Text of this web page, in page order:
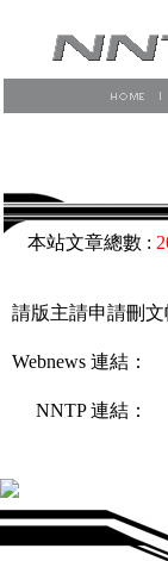
本站文章總數 :
請版主請申請刪文
Webnews 連結：
NNTP 連結：